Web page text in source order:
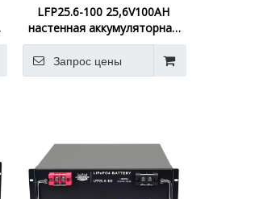
LFP25.6-100 25,6V100AH
настенная аккумуляторная
батарея
Запрос цены